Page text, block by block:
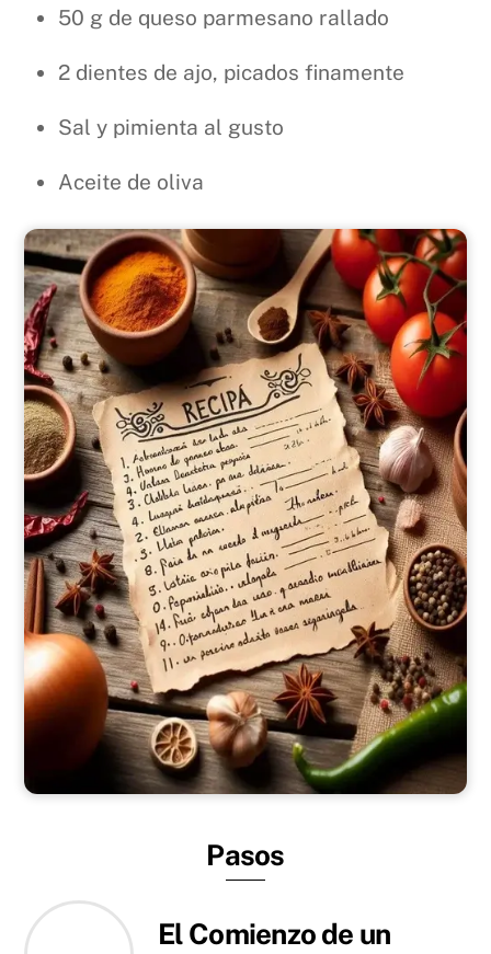
50 g de queso parmesano rallado
2 dientes de ajo, picados finamente
Sal y pimienta al gusto
Aceite de oliva
Pasos
El Comienzo de un